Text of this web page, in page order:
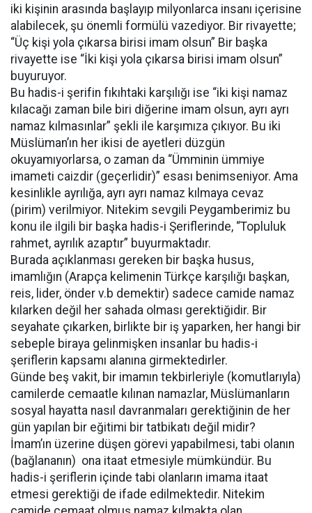
iki kişinin arasında başlayıp milyonlarca insanı içerisine
alabilecek, şu önemli formülü vazediyor. Bir rivayette;
“Üç kişi yola çıkarsa birisi imam olsun” Bir başka
rivayette ise “İki kişi yola çıkarsa birisi imam olsun”
buyuruyor.
Bu hadis-i şerifin fıkıhtaki karşılığı ise “iki kişi namaz
kılacağı zaman bile biri diğerine imam olsun, ayrı ayrı
namaz kılmasınlar” şekli ile karşımıza çıkıyor. Bu iki
Müslüman’ın her ikisi de ayetleri düzgün
okuyamıyorlarsa, o zaman da “Ümminin ümmiye
imameti caizdir (geçerlidir)” esası benimseniyor. Ama
kesinlikle ayrılığa, ayrı ayrı namaz kılmaya cevaz
(pirim) verilmiyor. Nitekim sevgili Peygamberimiz bu
konu ile ilgili bir başka hadis-i Şeriflerinde, “Topluluk
rahmet, ayrılık azaptır” buyurmaktadır.
Burada açıklanması gereken bir başka husus,
imamlığın (Arapça kelimenin Türkçe karşılığı başkan,
reis, lider, önder v.b demektir) sadece camide namaz
kılarken değil her sahada olması gerektiğidir. Bir
seyahate çıkarken, birlikte bir iş yaparken, her hangi bir
sebeple biraya gelinmişken insanlar bu hadis-i
şeriflerin kapsamı alanına girmektedirler.
Günde beş vakit, bir imamın tekbirleriyle (komutlarıyla)
camilerde cemaatle kılınan namazlar, Müslümanların
sosyal hayatta nasıl davranmaları gerektiğinin de her
gün yapılan bir eğitimi bir tatbikatı değil midir?
İmam’ın üzerine düşen görevi yapabilmesi, tabi olanın
(bağlananın) ona itaat etmesiyle mümkündür. Bu
hadis-i şeriflerin içinde tabi olanların imama itaat
etmesi gerektiği de ifade edilmektedir. Nitekim